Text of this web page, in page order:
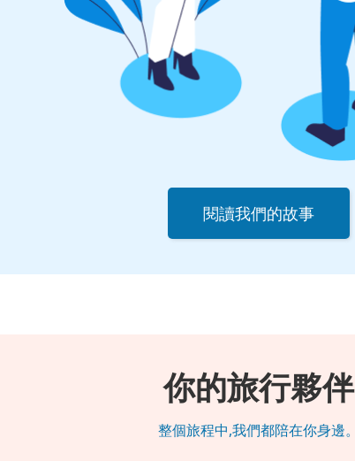
閱讀我們的故事
你的旅行夥伴
整個旅程中,我們都陪在你身邊。